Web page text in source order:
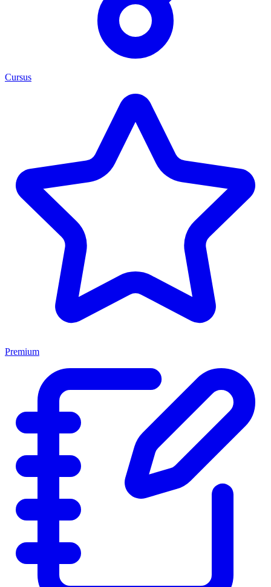
Cursus
Premium